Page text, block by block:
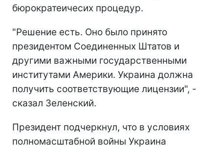
бюрократеичесих процедур.
"Решение есть. Оно было принято
президентом Соединенных Штатов и
другими важными государственными
институтами Америки. Украина должна
получить соответствующие лицензии", -
сказал Зеленский.
Президент подчеркнул, что в условиях
полномасштабной войны Украина